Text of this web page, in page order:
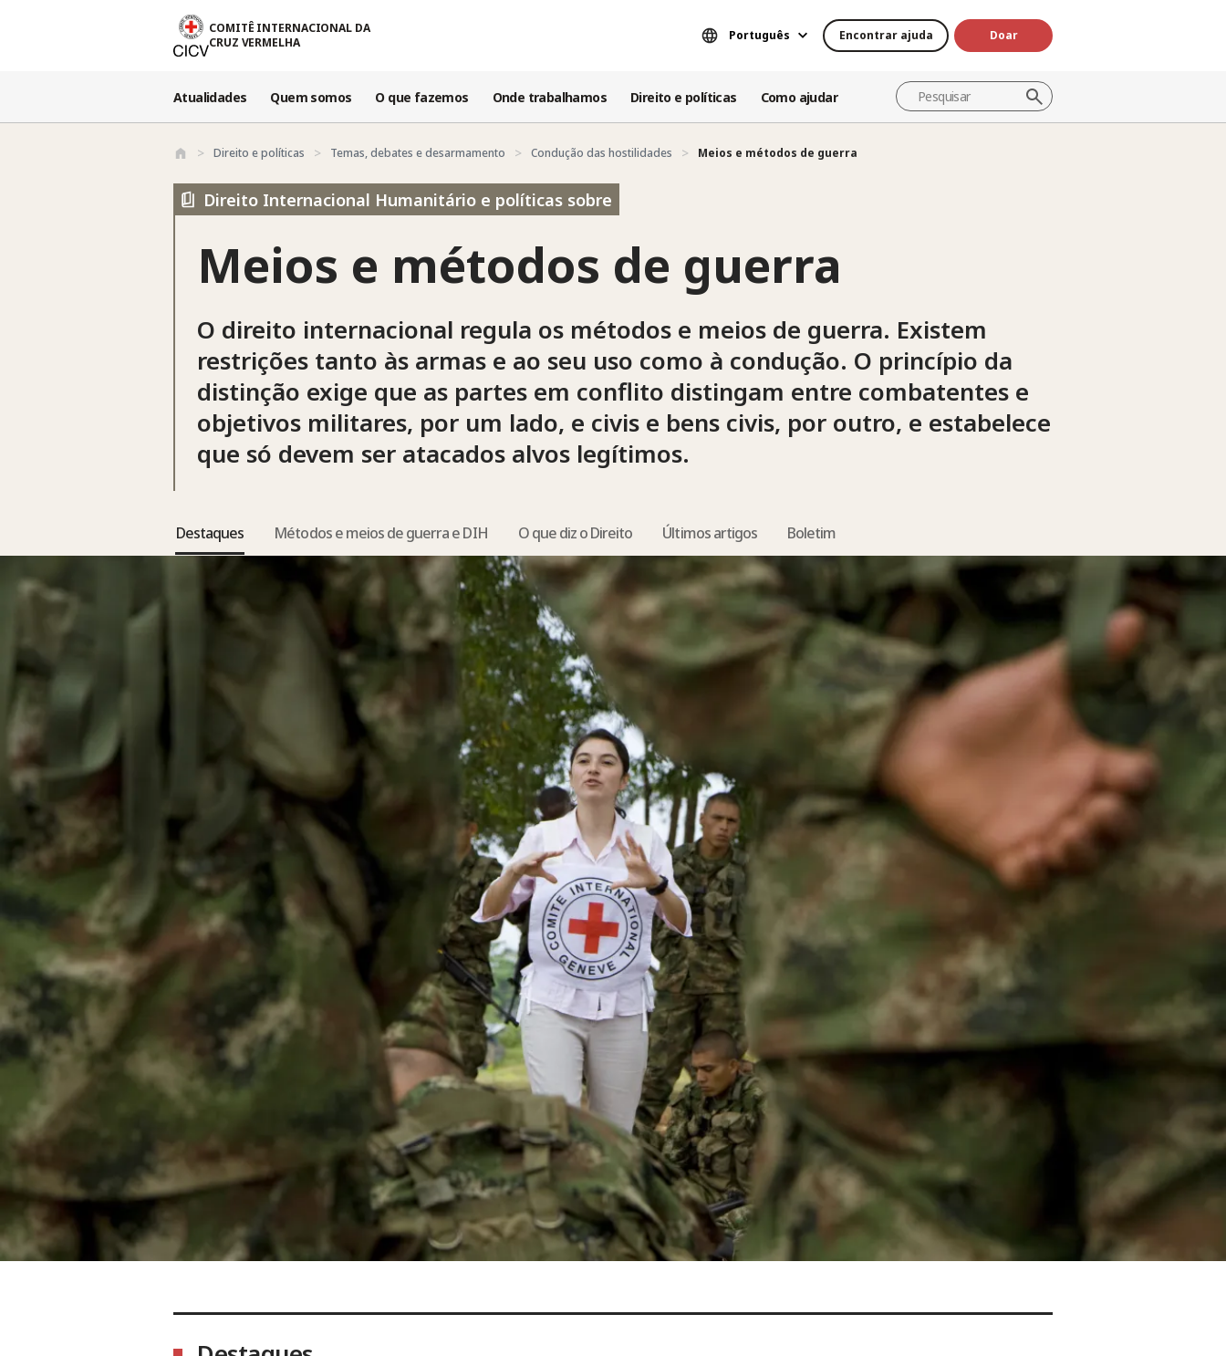
Passar para o conteúdo principal
COMITÊ INTERNACIONAL DA
CRUZ VERMELHA
Português Encontrar ajuda Doar
Atualidades Quem somos O que fazemos Onde trabalhamos Direito e políticas Como ajudar
Direito e políticas Temas, debates e desarmamento Condução das hostilidades Meios e métodos de guerra
Direito Internacional Humanitário e políticas sobre
Meios e métodos de guerra
O direito internacional regula os métodos e meios de guerra. Existem
restrições tanto às armas e ao seu uso como à condução. O princípio da
distinção exige que as partes em conflito distingam entre combatentes e
objetivos militares, por um lado, e civis e bens civis, por outro, e estabelece
que só devem ser atacados alvos legítimos.
Destaques Métodos e meios de guerra e DIH O que diz o Direito Últimos artigos Boletim